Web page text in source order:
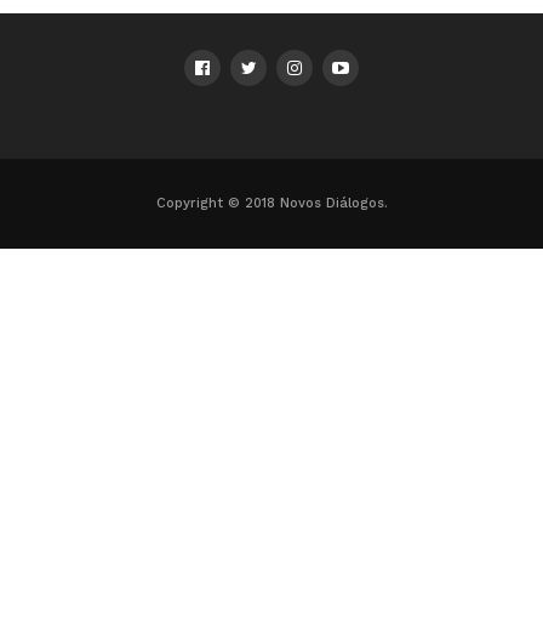
Copyright © 2018 Novos Diálogos.